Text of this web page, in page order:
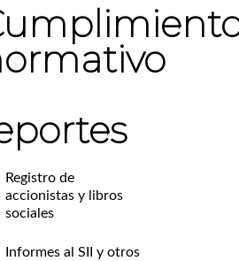
Registro de
accionistas y libros
sociales
Informes al SII y otros